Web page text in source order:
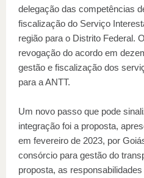
delegação das competências
fiscalização do Serviço
região para o Distrito Federal.
revogação do acordo em
gestão e fiscalização dos
para a ANTT.
Um novo passo que pode
integração foi a proposta,
em fevereiro de 2023, por
consórcio para gestão do
proposta, as